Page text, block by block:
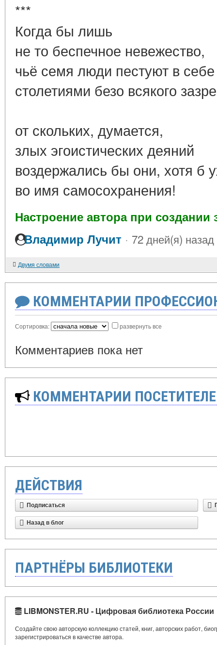
***
Когда бы лишь
не то беспечное невежество,
чьё семя люди пестуют в себе
столетиями безо всякого
от скольких, думается,
злых эгоистических деяний
воздержались бы они, хотя б
во имя самосохранения!
Настроение автора при создании
Владимир Лучит · 72 дней(я) назад
Двумя словами
КОММЕНТАРИИ
Сортировка: развернуть все
Комментариев пока нет
КОММЕНТАРИИ
ДЕЙСТВИЯ
Подписаться
Назад в блог
ПАРТНЁРЫ БИБЛИОТЕКИ
LIBMONSTER.RU - Цифровая библиотека России
Создайте свою авторскую коллекцию статей, книг, авторских работ,
зарегистрироваться в качестве автора.